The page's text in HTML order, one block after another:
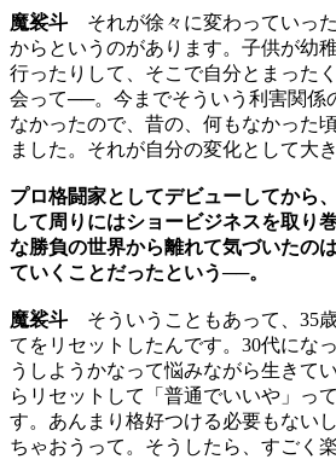
魔裟斗 それが徐々に変わっていっ
からというのがあります。子供が幼
行ったりして、そこで自分とまった
会って──。今までそういう利害関係
なかったので、昔の、何もなかった
ました。それが自分の変化として大
プロ格闘家としてデビューしてから
して周りにはショービジネスを取り
な勝負の世界から離れて気づいたの
ていくことだったという──。
魔裟斗 そういうこともあって、35
てをリセットしたんです。30代にな
うしようかなって悩みながら生きて
らリセットして「普通でいいや」っ
す。あんまり格好つける必要もない
ちゃおうって。そうしたら、すごく